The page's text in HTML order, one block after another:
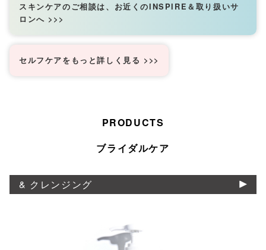
スキンケアのご相談は、お近くのINSPIRE＆取り扱いサ
ロンへ >>>
セルフケアをもっと詳しく見る >>>
PRODUCTS
ブライダルケア
& クレンジング